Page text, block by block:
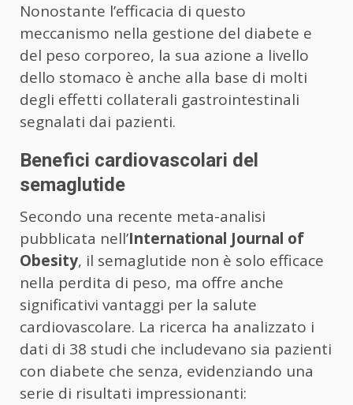
Nonostante l’efficacia di questo
meccanismo nella gestione del diabete e
del peso corporeo, la sua azione a livello
dello stomaco è anche alla base di molti
degli effetti collaterali gastrointestinali
segnalati dai pazienti.
Benefici cardiovascolari del
semaglutide
Secondo una recente meta-analisi
pubblicata nell’International Journal of
Obesity, il semaglutide non è solo efficace
nella perdita di peso, ma offre anche
significativi vantaggi per la salute
cardiovascolare. La ricerca ha analizzato i
dati di 38 studi che includevano sia pazienti
con diabete che senza, evidenziando una
serie di risultati impressionanti: